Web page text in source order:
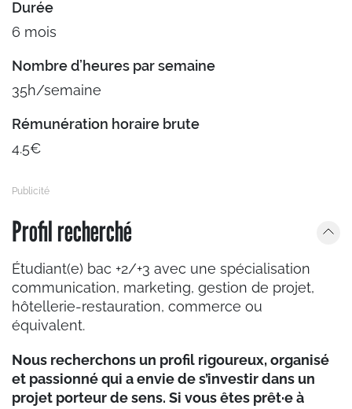
Durée
6 mois
Nombre d’heures par semaine
35h/semaine
Rémunération horaire brute
4.5€
Profil recherché
Étudiant(e) bac +2/+3 avec une spécialisation
communication, marketing, gestion de projet,
hôtellerie-restauration, commerce ou
équivalent.
Nous recherchons un profil rigoureux, organisé
et passionné qui a envie de s’investir dans un
projet porteur de sens. Si vous êtes prêt·e à